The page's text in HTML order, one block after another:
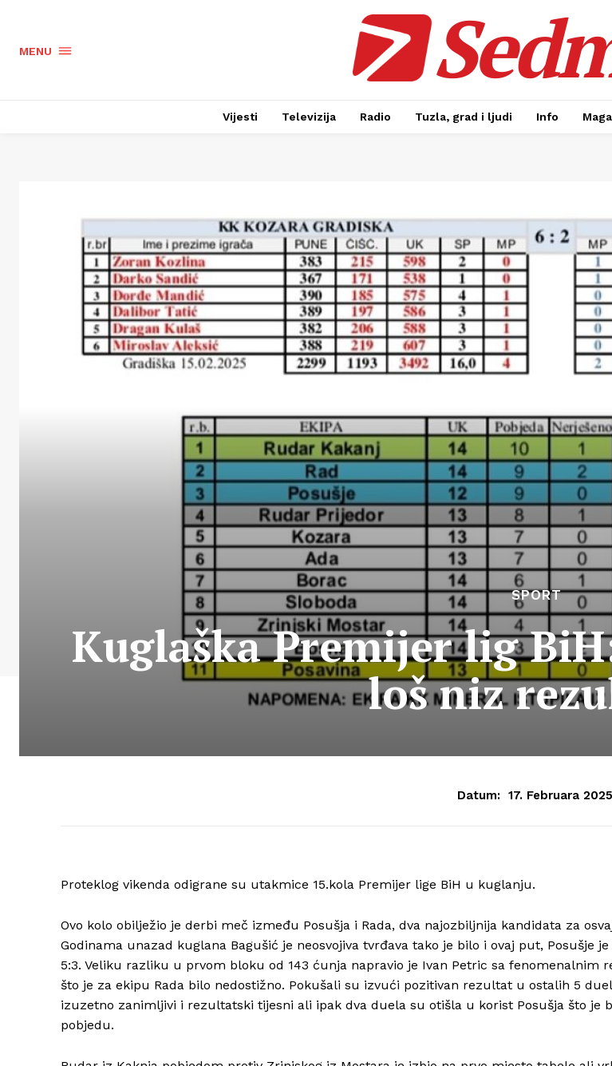
MENU
Vijesti Televizija Radio Tuzla, grad i ljudi Info
SPORT
Kuglaška Premijer lig
loš niz
Datum: 17. Februara
Proteklog vikenda odigrane su utakmice 15.kola Premijer lige BiH u kuglanju.
Ovo kolo obilježio je derbi meč između Posušja i Rada, dva najozbiljnija kandidata za
Godinama unazad kuglana Bagušić je neosvojiva tvrđava tako je bilo i ovaj put, Posušje
5:3. Veliku razliku u prvom bloku od 143 ćunja napravio je Ivan Petric sa fenomenalnim
što je za ekipu Rada bilo nedostižno. Pokušali su izvući pozitivan rezultat u ostalih 5
izuzetno zanimljivi i rezultatski tijesni ali ipak dva duela su otišla u korist Posušja što je
pobjedu.